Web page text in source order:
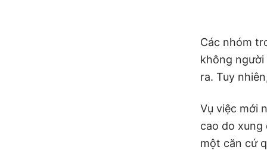
Các nhóm
không người
ra. Tuy
Vụ việc mới
cao do xung
một căn cứ